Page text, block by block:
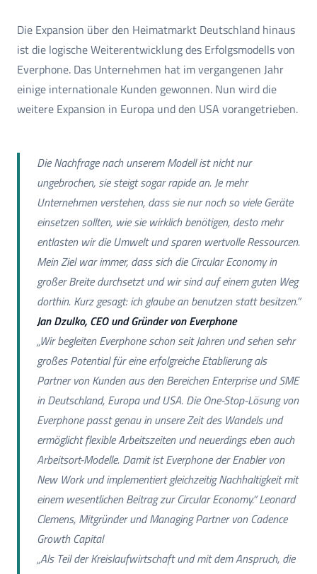
Die Expansion über den Heimatmarkt Deutschland hinaus
ist die logische Weiterentwicklung des Erfolgsmodells von
Everphone. Das Unternehmen hat im vergangenen Jahr
einige internationale Kunden gewonnen. Nun wird die
weitere Expansion in Europa und den USA vorangetrieben.
Die Nachfrage nach unserem Modell ist nicht nur
ungebrochen, sie steigt sogar rapide an. Je mehr
Unternehmen verstehen, dass sie nur noch so viele Geräte
einsetzen sollten, wie sie wirklich benötigen, desto mehr
entlasten wir die Umwelt und sparen wertvolle Ressourcen.
Mein Ziel war immer, dass sich die Circular Economy in
großer Breite durchsetzt und wir sind auf einem guten Weg
dorthin. Kurz gesagt: ich glaube an benutzen statt besitzen.”
Jan Dzulko, CEO und Gründer von Everphone
„Wir begleiten Everphone schon seit Jahren und sehen sehr
großes Potential für eine erfolgreiche Etablierung als
Partner von Kunden aus den Bereichen Enterprise und SME
in Deutschland, Europa und USA. Die One-Stop-Lösung von
Everphone passt genau in unsere Zeit des Wandels und
ermöglicht flexible Arbeitszeiten und neuerdings eben auch
Arbeitsort-Modelle. Damit ist Everphone der Enabler von
New Work und implementiert gleichzeitig Nachhaltigkeit mit
einem wesentlichen Beitrag zur Circular Economy.“ Leonard
Clemens, Mitgründer und Managing Partner von Cadence
Growth Capital
„Als Teil der Kreislaufwirtschaft und mit dem Anspruch, die